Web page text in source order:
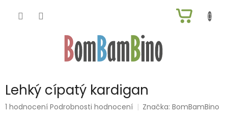
KOŠÍK
Lehký cípatý kardigan
Průměrné
1 hodnocení Podrobnosti hodnocení Značka:BomBamBino